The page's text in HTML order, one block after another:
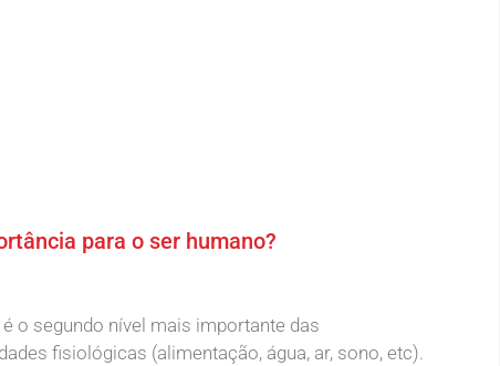
para o ser humano?
o segundo nível mais importante das
fisiológicas (alimentação, água, ar, sono, etc).